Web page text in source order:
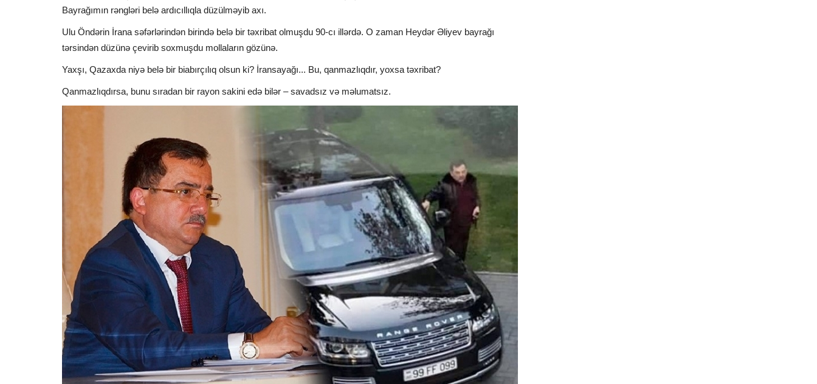
Bayrağımın rəngləri belə ardıcıllıqla düzülməyib axı.
Ulu Öndərin İrana səfərlərindən birində belə bir təxribat olmuşdu 90-cı illərdə. O zaman Heydər Əliyev bayrağı
tərsindən düzünə çevirib soxmuşdu mollaların gözünə.
Yaxşı, Qazaxda niyə belə bir biabırçılıq olsun ki? İransayağı... Bu, qanmazlıqdır, yoxsa təxribat?
Qanmazlıqdırsa, bunu sıradan bir rayon sakini edə bilər – savadsız və məlumatsız.